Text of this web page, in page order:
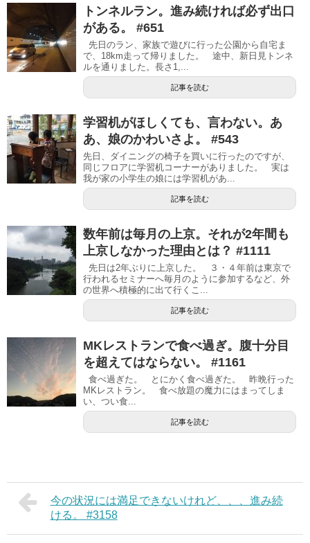
トンネルラン。進み続ければ必ず出口
がある。 #651
先日のラン、家族で遊びに行った公園から自宅ま
で、18km走って帰りました。 途中、新日見トンネ
ルを通りました。長さ1,...
記事を読む
学習机がほしくても、言わない。あ
あ、娘のかわいさよ。 #543
先日、ダイニングの椅子を買いに行ったのですが、
同じフロアに学習机コーナーがありました。 実は
我が家の小学生の娘には学習机があ...
記事を読む
数年前は毎月の上京。それが2年間も
上京しなかった理由とは？ #1111
先日は2年ぶりに上京した。 ３・４年前は東京で
行われるセミナーへ毎月のように参加するなど、外
の世界へ積極的に出て行くこ...
記事を読む
MKレストランで食べ過ぎ。腹十分目
を超えてはならない。 #1161
食べ過ぎた。 とにかく食べ過ぎた。 昨晩行った
MKレストラン。 食べ放題の魔力にはまってしま
い、つい食...
記事を読む
今の状況には満足できないけれど、、、進み続
ける。 #3158